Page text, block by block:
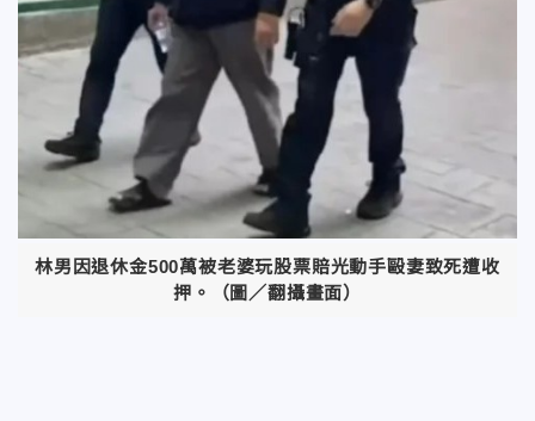
林男因退休金500萬被老婆玩股票賠光動手毆妻致死遭收
押。（圖／翻攝畫面）